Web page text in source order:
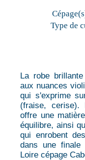
Type de
La robe
aux nuances
qui s'exprime
(fraise, cerise).
offre une
équilibre, ainsi
qui enrobent
dans une finale
Loire cépage